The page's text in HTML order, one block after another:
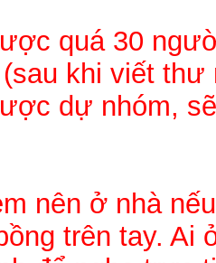
quá 30
khi viết
dự nhóm,
nên ở nhà
trên tay. Ai